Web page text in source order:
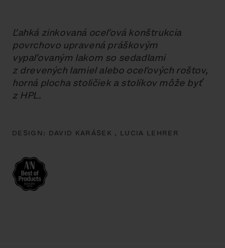
Ľahká zinkovaná oceľová konštrukcia
povrchovo upravená práškovým
vypaľovaným lakom so sedadlami
z drevených lamiel alebo oceľových roštov,
horná plocha stoličiek a stolíkov môže byť
z HPL.
DESIGN: DAVID KARÁSEK , LUCIA LEHRER